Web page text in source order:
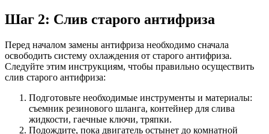
Шаг 2: Слив старого антифриза
Перед началом замены антифриза необходимо сначала
освободить систему охлаждения от старого антифриза.
Следуйте этим инструкциям, чтобы правильно осуществить
слив старого антифриза:
Подготовьте необходимые инструменты и материалы:
съемник резинового шланга, контейнер для слива
жидкости, гаечные ключи, тряпки.
Подождите, пока двигатель остынет до комнатной